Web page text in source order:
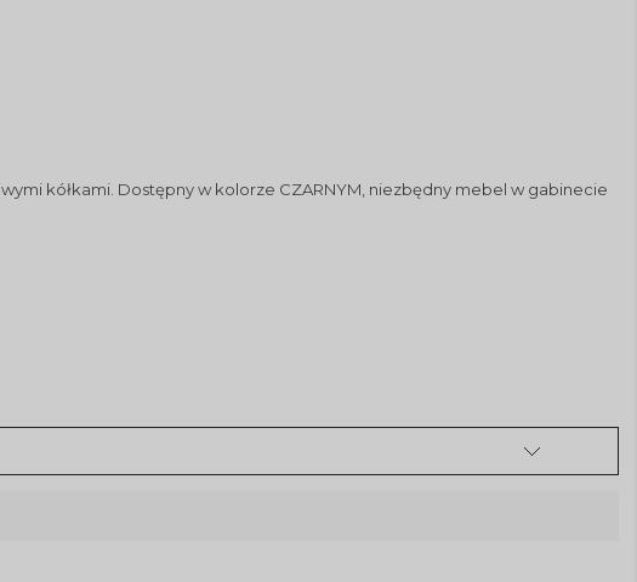
kółkami. Dostępny w kolorze CZARNYM, niezbędny mebel w gabinecie